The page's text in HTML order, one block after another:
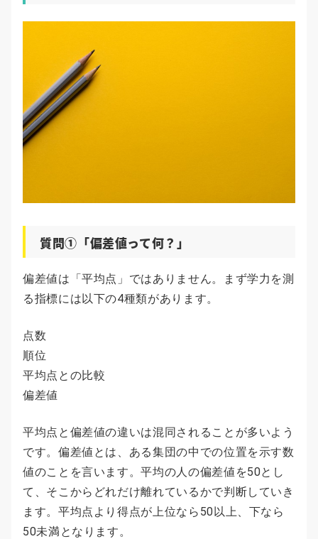
質問①「偏差値って何？」
偏差値は「平均点」ではありません。まず学力を測
る指標には以下の4種類があります。
点数
順位
平均点との比較
偏差値
平均点と偏差値の違いは混同されることが多いよう
です。偏差値とは、ある集団の中での位置を示す数
値のことを言います。平均の人の偏差値を50とし
て、そこからどれだけ離れているかで判断していき
ます。平均点より得点が上位なら50以上、下なら
50未満となります。